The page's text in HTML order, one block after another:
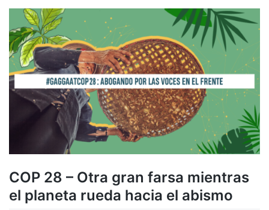
COP 28 – Otra gran farsa mientras
el planeta rueda hacia el abismo